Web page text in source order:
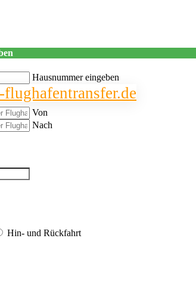
Hausnummer eingeben
Von
Nach
Hin- und Rückfahrt